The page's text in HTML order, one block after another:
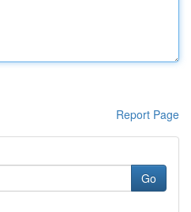
Report Page
Go